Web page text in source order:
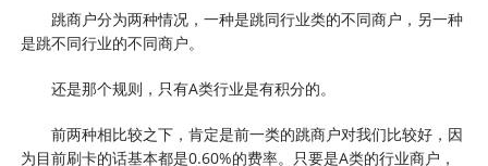
跳商户分为两种情况，一种是跳同行业类的不同商户，另一种
是跳不同行业的不同商户。
还是那个规则，只有A类行业是有积分的。
前两种相比较之下，肯定是前一类的跳商户对我们比较好，因
为目前刷卡的话基本都是0.60%的费率。只要是A类的行业商户，